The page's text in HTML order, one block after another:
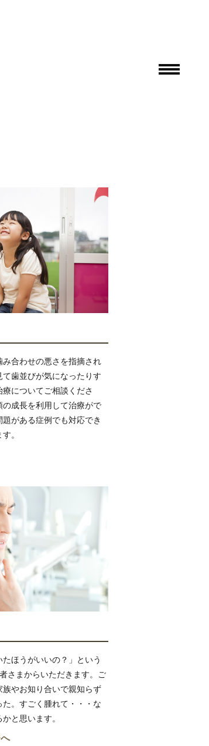
合わせの悪さを指摘され
歯並びが気になったりす
についてご相談くださ
成長を利用して治療がで
がある症例でも対応でき
。
たほうがいいの？」という
さまからいただきます。ご
やお知り合いで親知らず
。すごく腫れて・・・な
と思います。